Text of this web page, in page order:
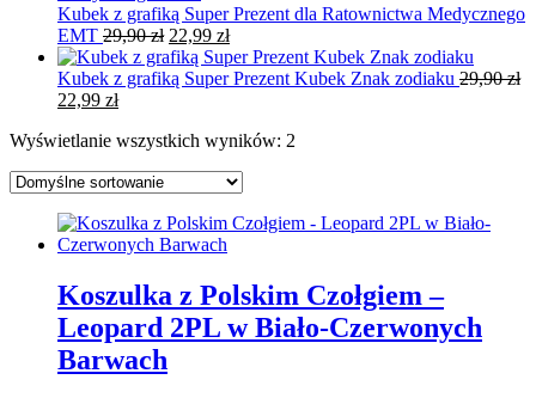
29,90 zł.
Kubek z grafiką Super Prezent dla Ratownictwa Medycznego
EMT 29,90zł Pierwotna
cena
wynosiła:
22,99 złAktualna
cena
wynosi:
Kubek z grafiką Super Prezent Kubek Znak zodiaku 29,90zł
Pierwotna
wynosiła:
22,99 złAktualna
wynosi:
Wyświetlanie wszystkich wyników: 2
Koszulka z Polskim Czołgiem –
Leopard 2PL w Biało-Czerwonych
Barwach